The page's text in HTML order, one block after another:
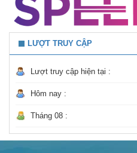
LƯỢT TRUY CẬP
Lượt truy cập hiện tại :
Hôm nay :
Tháng 08 :